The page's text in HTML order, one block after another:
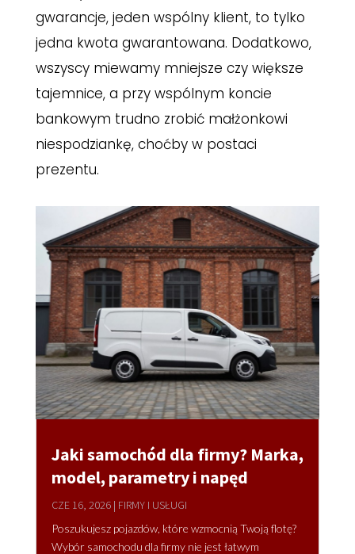
gwarancje, jeden wspólny klient, to tylko
jedna kwota gwarantowana. Dodatkowo,
wszyscy miewamy mniejsze czy większe
tajemnice, a przy wspólnym koncie
bankowym trudno zrobić małżonkowi
niespodziankę, choćby w postaci
prezentu.
Jaki samochód dla firmy? Marka,
model, parametry i napęd
CZE 16, 2026| FIRMY I USŁUGI
Poszukujesz pojazdów, które wzmocnią Twoją flotę?
Wybór samochodu dla firmy nie jest łatwym